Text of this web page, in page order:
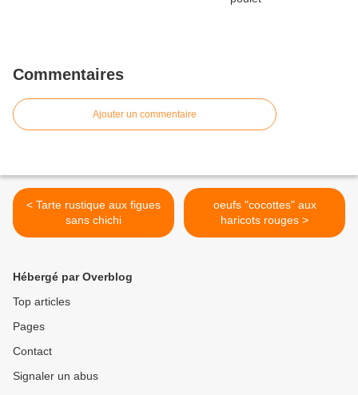
Commentaires
Ajouter un commentaire
< Tarte rustique aux figues
sans chichi
oeufs "cocottes" aux
haricots rouges >
Hébergé par Overblog
Top articles
Pages
Contact
Signaler un abus